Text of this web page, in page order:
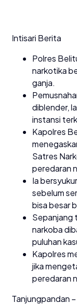
Intisari Berita
Polres
narkotika
ganja.
diblender,
instansi
Kapolres
Satres
peredaran
Ia
sebelum
bisa besar
Sepanjang
narkoba
puluhan
Kapolres
jika
peredaran
Tanjungpandan